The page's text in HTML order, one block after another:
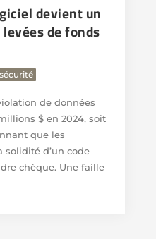
devient un
de fonds
de données
$ en 2024, soit
que les
solidité d’un code
chèque. Une faille